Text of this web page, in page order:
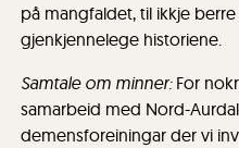
på mangfaldet, til ikkje
gjenkjennelege historiene.
Samtale om minner:For
samarbeid med Nord-
demensforeiningar der vi